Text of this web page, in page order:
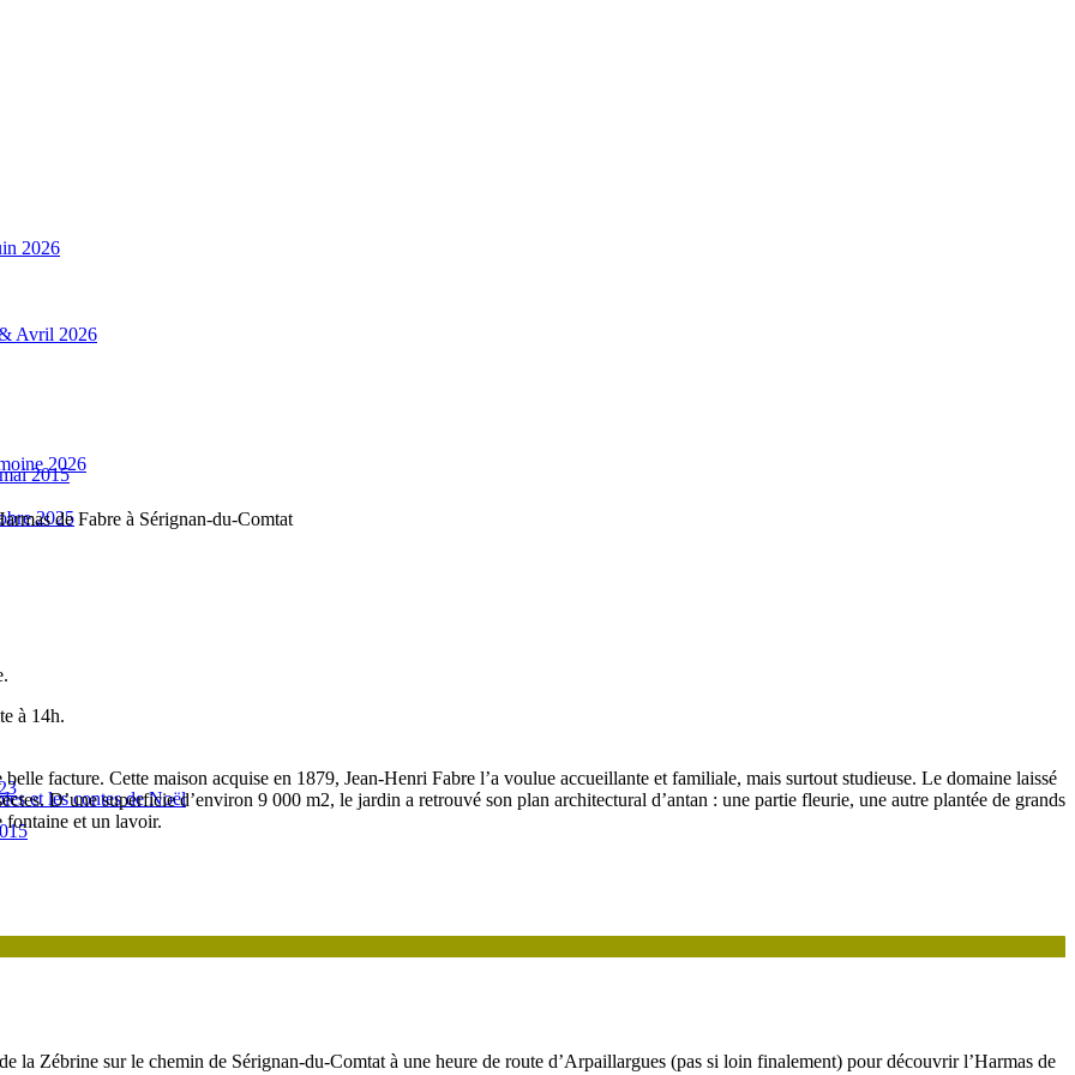
2026
Avril 2026
2015
2025
2026
et les contes de Noël
de Fabre à Sérignan-du-Comtat
à 14h.
facture. Cette maison acquise en 1879, Jean-Henri Fabre l’a voulue accueillante et familiale, mais surtout studieuse. Le domaine laissé
D’une superficie d’environ 9 000 m2, le jardin a retrouvé son plan architectural d’antan : une partie fleurie, une autre plantée de grands
fontaine et un lavoir.
la Zébrine sur le chemin de Sérignan-du-Comtat à une heure de route d’Arpaillargues (pas si loin finalement) pour découvrir l’Harmas de